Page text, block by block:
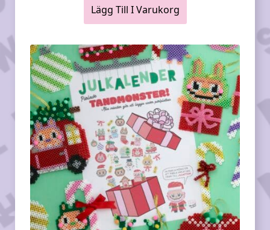
Lägg Till I Varukorg